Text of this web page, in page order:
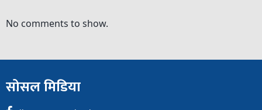
No comments to show.
सोसल मिडिया